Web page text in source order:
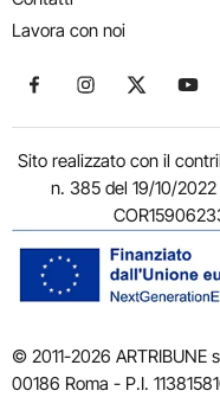
Lavora con noi
Seguici su Facebook
Seguici su
Seguici
Sito realizzato con il
n. 385 del 19/10/
© 2011-2026 ARTRIBUNE
00186 Roma - P.I.